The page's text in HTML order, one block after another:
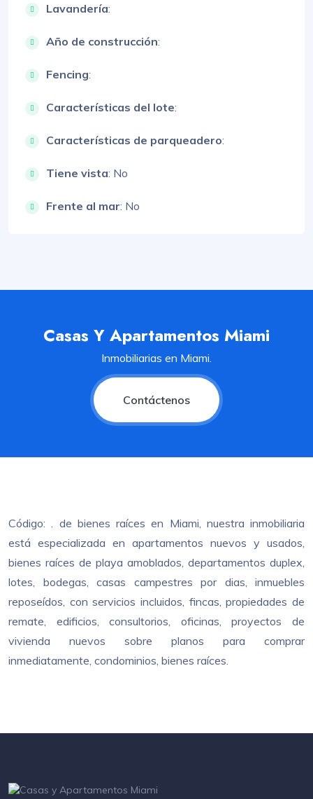
Lavandería:
Año de construcción:
Fencing:
Características del lote:
Características de parqueadero:
Tiene vista: No
Frente al mar: No
Casas Y Apartamentos Miami
Inmobiliarias en Miami.
Contáctenos
Código: . de bienes raíces en Miami, nuestra inmobiliaria
está especializada en apartamentos nuevos y usados,
bienes raíces de playa amoblados, departamentos duplex,
lotes, bodegas, casas campestres por dias, inmuebles
reposeídos, con servicios incluidos, fincas, propiedades de
remate, edificios, consultorios, oficinas, proyectos de
vivienda nuevos sobre planos para comprar
inmediatamente, condominios, bienes raíces.